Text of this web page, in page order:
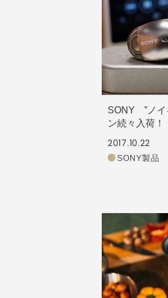
SONY ”ノイ
ン続々入荷！
2017.10.22
SONY製品